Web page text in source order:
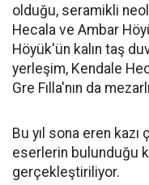
olduğu, seramikli
Hecala ve Ambar
Höyük'ün kalın taş
yerleşim, Kendale
Gre Fılla'nın da
Bu yıl sona eren kazı
eserlerin bulunduğu
gerçekleştiriliyor.